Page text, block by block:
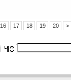
16 17 18 19 20 >